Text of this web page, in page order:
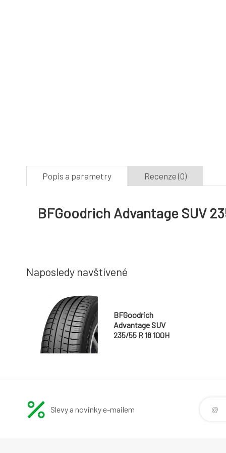
Popis a parametry Recenze (0)
BFGoodrich Advantage SUV
Naposledy navštívené
BFGoodrich
Advantage SUV
235/55 R 18 100H
Slevy a novinky e-mailem